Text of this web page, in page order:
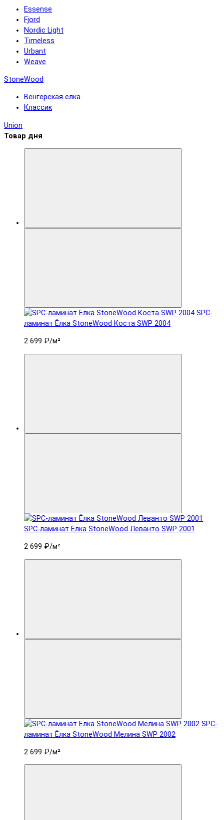
Essense
Fjord
Nordic Light
Timeless
Urbant
Weave
StoneWood
Венгерская ёлка
Классик
Union
Товар дня
SPC-
ламинат Ëлка StoneWood Коста SWP 2004
2 699 ₽/м²
SPC-ламинат Ëлка StoneWood Леванто SWP 2001
2 699 ₽/м²
SPC-
ламинат Ëлка StoneWood Мелина SWP 2002
2 699 ₽/м²